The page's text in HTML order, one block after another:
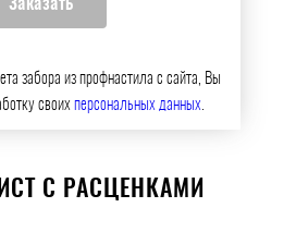
забора из профнастила с сайта, Вы
своихперсональных данных.
С РАСЦЕНКАМИ